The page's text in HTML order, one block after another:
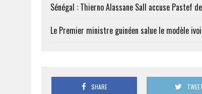
Sénégal : Thierno Alassane Sall accuse Pastef
Le Premier ministre guinéen salue le modèle
SHARE